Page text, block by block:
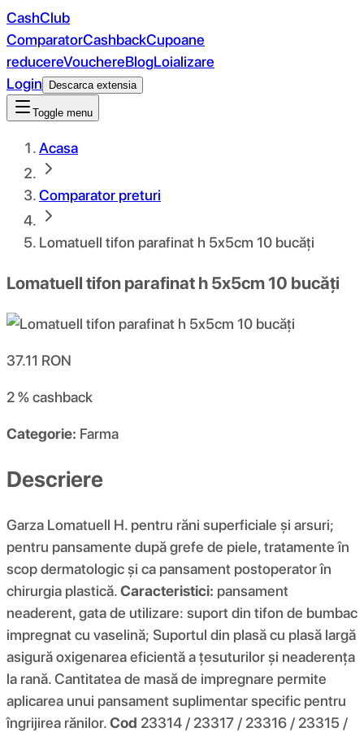
CashClub
ComparatorCashbackCupoane
reducereVouchereBlogLoializare
Login
Descarca extensia
Toggle menu
Acasa
Comparator preturi
Lomatuell tifon parafinat h 5x5cm 10 bucăți
Lomatuell tifon parafinat h 5x5cm 10 bucăți
37.11 RON
2 %cashback
Categorie: Farma
Descriere
Garza Lomatuell H. pentru răni superficiale și arsuri;
pentru pansamente după grefe de piele, tratamente în
scop dermatologic și ca pansament postoperator în
chirurgia plastică.Caracteristici: pansament
neaderent, gata de utilizare: suport din tifon de bumbac
impregnat cu vaselină; Suportul din plasă cu plasă largă
asigură oxigenarea eficientă a țesuturilor și neaderența
la rană. Cantitatea de masă de impregnare permite
aplicarea unui pansament suplimentar specific pentru
îngrijirea rănilor.Cod 23314 / 23317 / 23316 / 23315 /